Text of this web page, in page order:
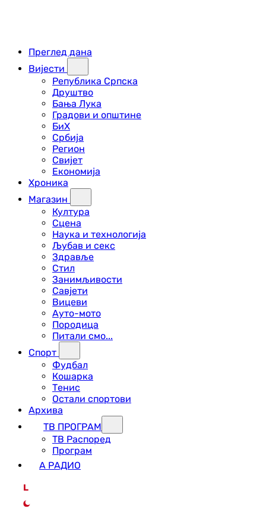
Преглед дана
Вијести
Република Српска
Друштво
Бања Лука
Градови и општине
БиХ
Србија
Регион
Свијет
Економија
Хроника
Магазин
Култура
Сцена
Наука и технологија
Љубав и секс
Здравље
Стил
Занимљивости
Савјети
Вицеви
Ауто-мото
Породица
Питали смо...
Спорт
Фудбал
Кошарка
Тенис
Остали спортови
Архива
ТВ ПРОГРАМ
ТВ Распоред
Програм
А РАДИО
L